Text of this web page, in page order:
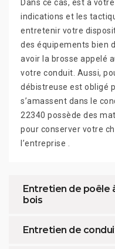
Dans ce cas, est à
indications et les
entretenir votre
des équipements bien
avoir la brosse appelé
votre conduit. Aussi,
débistreuse est obligé
s’amassent dans le
22340 possède des
pour conserver votre
l’entreprise .
Entretien de poêle
bois
Entretien de